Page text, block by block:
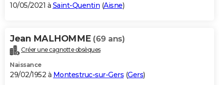
10/05/2021 à Saint-Quentin (Aisne)
Jean MALHOMME (69 ans)
Créer une cagnotte obsèques
Naissance
29/02/1952 à Montestruc-sur-Gers (Gers)